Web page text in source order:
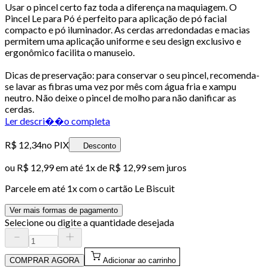
Usar o pincel certo faz toda a diferença na maquiagem. O
Pincel Le para Pó é perfeito para aplicação de pó facial
compacto e pó iluminador. As cerdas arredondadas e macias
permitem uma aplicação uniforme e seu design exclusivo e
ergonômico facilita o manuseio.
Dicas de preservação: para conservar o seu pincel, recomenda-
se lavar as fibras uma vez por mês com água fria e xampu
neutro. Não deixe o pincel de molho para não danificar as
cerdas.
Ler descri��o completa
R$ 12,34no PIX Desconto
ou R$ 12,99em até 1x de R$ 12,99sem juros
Parcele em até 1x com o cartão Le Biscuit
Ver mais formas de pagamento
Selecione ou digite a quantidade desejada
COMPRAR AGORA Adicionar ao carrinho